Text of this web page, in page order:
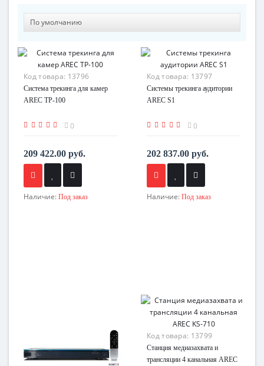
Код товара: 13796
Система трекинга для камер
AREC TP-100
0
209 422.00 руб.
Наличие: Под заказ
Код товара: 13797
Системы трекинга аудитории
AREC S1
0
202 837.00 руб.
Наличие: Под заказ
Код товара: 13799
Станция медиазахвата и
трансляции 4 канальная AREC